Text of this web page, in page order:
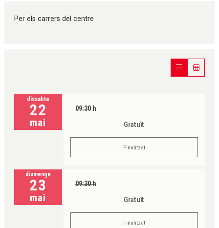
Per els carrers del centre
dissabte
22
mai
09:30 h
Gratuït
Finalitzat
diumenge
23
mai
09:30 h
Gratuït
Finalitzat